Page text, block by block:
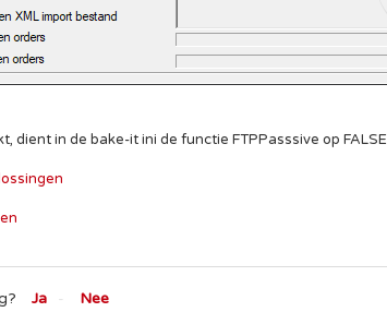
dient in de bake-it ini de functie FTPPasssive op FALSE
Ja Nee